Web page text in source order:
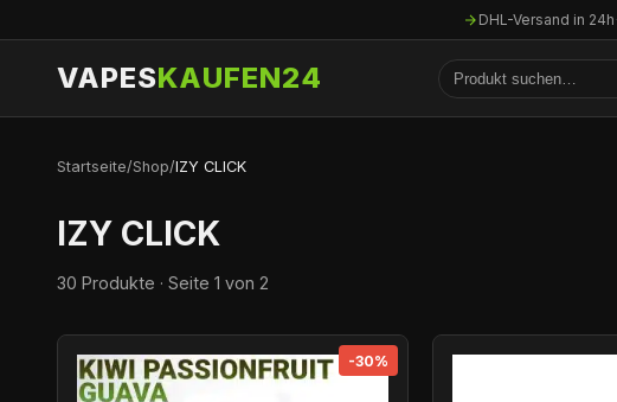
DHL-Versand in 24h·
VAPESKAUFEN24
Startseite/Shop/IZY CLICK
IZY CLICK
30 Produkte · Seite 1 von 2
-30%